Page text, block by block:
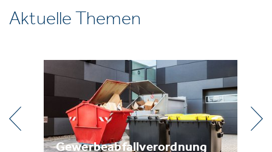
Aktuelle Themen
Gewerbeabfallverordnung